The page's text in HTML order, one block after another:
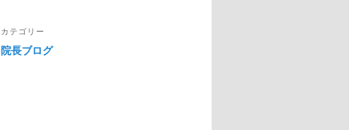
カテゴリー
院長ブログ